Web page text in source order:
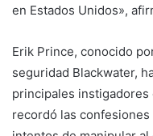
en Estados Unidos»,
Erik Prince, conocido
seguridad Blackwater,
principales instigadores
recordó las